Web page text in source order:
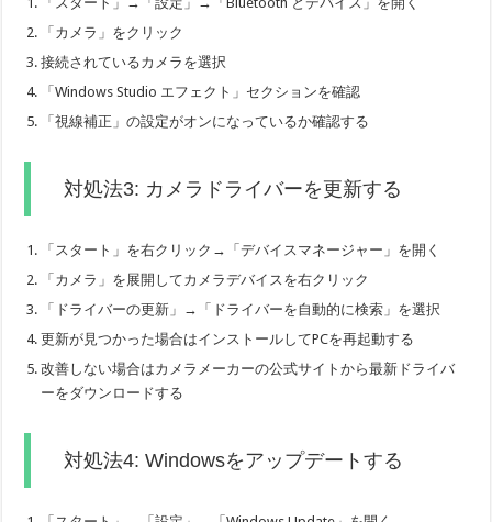
「カメラ」をクリック
接続されているカメラを選択
「Windows Studio エフェクト」セクションを確認
「視線補正」の設定がオンになっているか確認する
対処法3: カメラドライバーを更新する
「スタート」を右クリック→「デバイスマネージャー」を開く
「カメラ」を展開してカメラデバイスを右クリック
「ドライバーの更新」→「ドライバーを自動的に検索」を選択
更新が見つかった場合はインストールしてPCを再起動する
改善しない場合はカメラメーカーの公式サイトから最新ドライバ
ーをダウンロードする
対処法4: Windowsをアップデートする